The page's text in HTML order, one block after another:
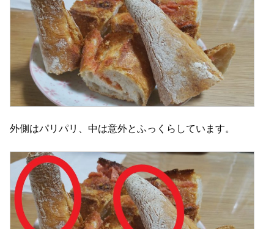
外側はパリパリ、中は意外とふっくらしています。